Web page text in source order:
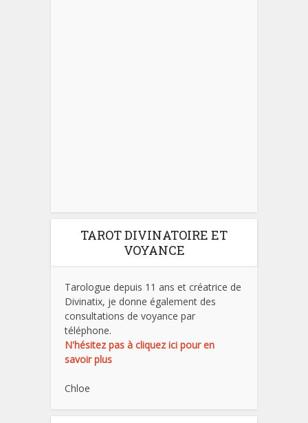
TAROT DIVINATOIRE ET
VOYANCE
Tarologue depuis 11 ans et créatrice de
Divinatix, je donne également des
consultations de voyance par
téléphone.
N'hésitez pas à cliquez ici pour en
savoir plus
Chloe